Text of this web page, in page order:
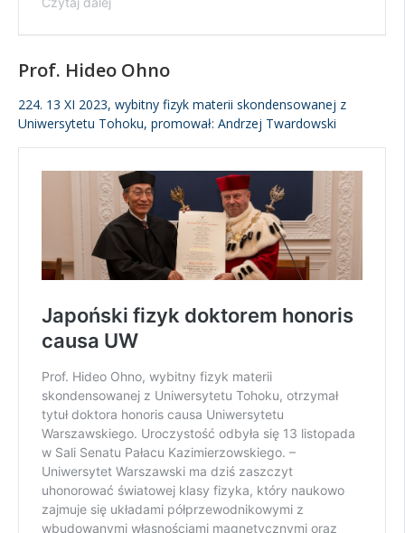
Prof. Hideo Ohno
224. 13 XI 2023, wybitny fizyk materii skondensowanej z
Uniwersytetu Tohoku, promował: Andrzej Twardowski